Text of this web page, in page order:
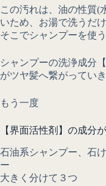
この汚れは、油の性質(
いため、お湯で洗うだ
そこでシャンプーを使
シャンプーの洗浄成分
がツヤ髪へ繋がっていき
もう一度
【界面活性剤】の成分
石油系シャンプー、石
ー
大きく分けて３つ